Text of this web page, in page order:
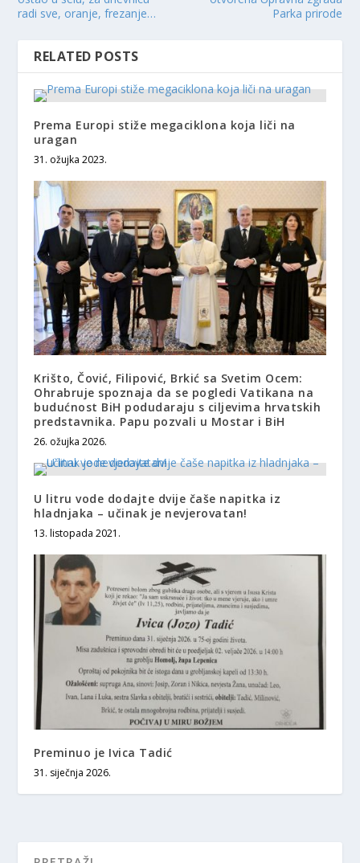
radi sve, oranje, frezanje…
Parka prirode
RELATED POSTS
Prema Europi stiže megaciklona koja liči na
uragan
31. ožujka 2023.
Krišto, Čović, Filipović, Brkić sa Svetim Ocem:
Ohrabruje spoznaja da se pogledi Vatikana na
budućnost BiH podudaraju s ciljevima hrvatskih
predstavnika. Papu pozvali u Mostar i BiH
26. ožujka 2026.
U litru vode dodajte dvije čaše napitka iz
hladnjaka – učinak je nevjerovatan!
13. listopada 2021.
Preminuo je Ivica Tadić
31. siječnja 2026.